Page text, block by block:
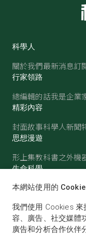
科學人
關於我們最新消息訂
行家領路
總編輯的話我是企業
精彩內容
封面故事科學人新聞
思想漫遊
形上集教科書之外機
生命科學
醫學古生物心理學生
物理 化學地球科學天
本網站使用的 Cookie
我們使用 Cookies 來
容、廣告、社交媒體
廣告和分析合作伙伴